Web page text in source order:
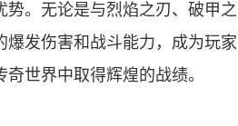
势。无论是与烈焰之刃、破甲之
发伤害和战斗能力，成为玩家
世界中取得辉煌的战绩。